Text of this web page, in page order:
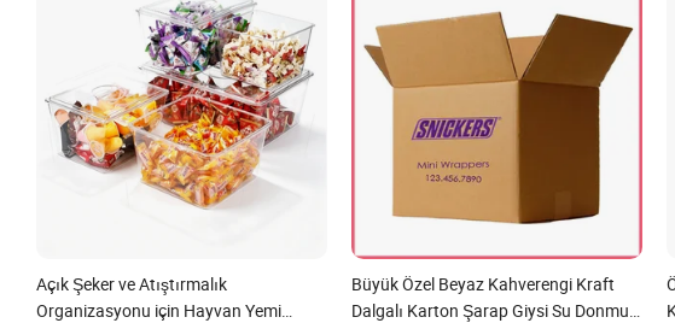
Açık Şeker ve Atıştırmalık
Organizasyonu için Hayvan Yemi
Büyük Özel Beyaz Kahverengi Kraft
Dalgalı Karton Şarap Giysi Su Donmuş